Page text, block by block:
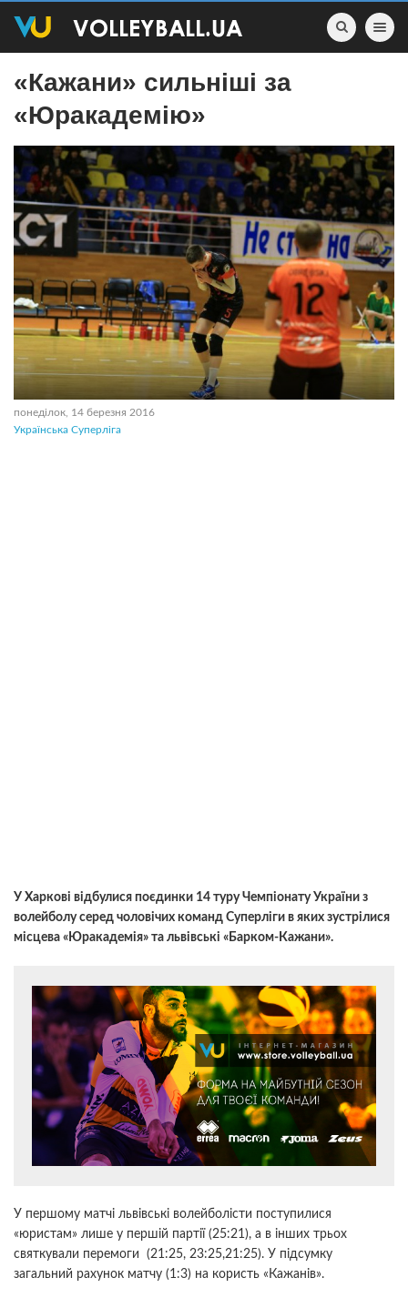
Toggle
«Кажани» сильніші за
«Юракадемію»
понеділок, 14 березня 2016
Українська Суперліга
У Харкові відбулися поєдинки 14 туру Чемпіонату України з
волейболу серед чоловічих команд Суперліги в яких зустрілися
місцева «Юракадемія» та львівські «Барком-Кажани».
У першому матчі львівські волейболісти поступилися
«юристам» лише у першій партії (25:21), а в інших трьох
святкували перемоги (21:25, 23:25,21:25). У підсумку
загальний рахунок матчу (1:3) на користь «Кажанів».